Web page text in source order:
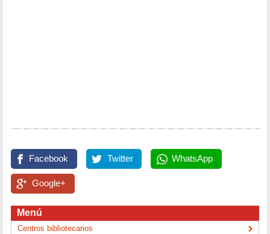
Facebook Twitter WhatsApp
Google+
Menú
Centros bibliotecarios